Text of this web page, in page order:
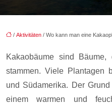
/ Aktivitäten / Wo kann man eine
Kakaobäume sind
stammen. Viele Plantagen
und Südamerika. Der
einem warmen und